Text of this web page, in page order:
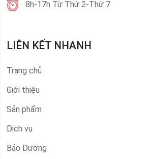
8h-17h Từ Thứ 2-Thứ 7
LIÊN KẾT NHANH
Trang chủ
Giới thiệu
Sản phẩm
Dịch vụ
Bảo Dưỡng